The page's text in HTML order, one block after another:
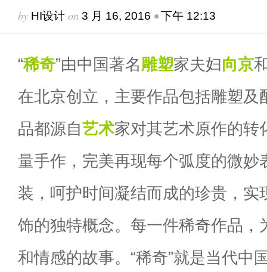
by HI设计 on 3 月 16, 2016 •下午 12:13
“稀奇”由中国著名雕塑家夫妇向京
在北京创立，主要作品包括雕塑及
品都源自艺术家对其艺术原作的转
量手作，完美再现每个弧度的微妙
装，呵护时间凝结而成的珍贵，实
饰的独特概念。每一件稀奇作品，
和情感的故事。“稀奇”就是当代中